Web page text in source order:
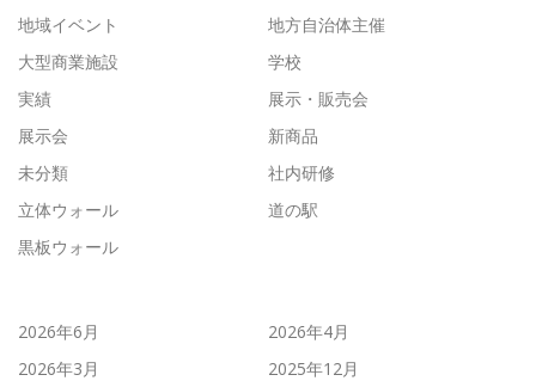
地域イベント
地方自治体主催
大型商業施設
学校
実績
展示・販売会
展示会
新商品
未分類
社内研修
立体ウォール
道の駅
黒板ウォール
2026年6月
2026年4月
2026年3月
2025年12月